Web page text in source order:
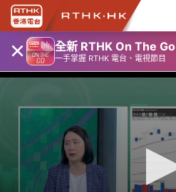
× 全新 RTHK On The Go
一手掌握 RTHK 電台、電視節目